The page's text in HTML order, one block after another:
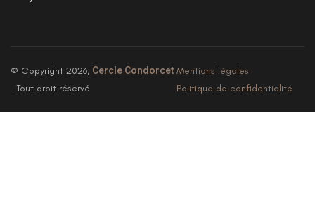
© Copyright 2026, Cercle Condorcet
. Tout droit réservé
Mentions légales
Politique de confidentialité